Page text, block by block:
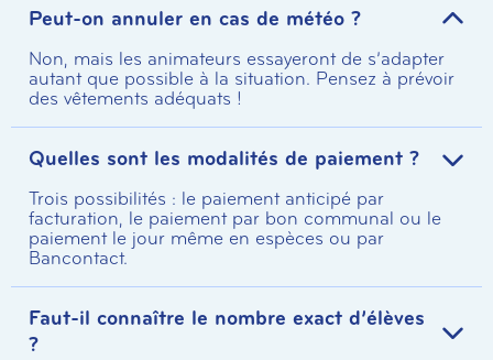
Peut-on annuler en cas de météo ?
Non, mais les animateurs essayeront de s’adapter
autant que possible à la situation. Pensez à prévoir
des vêtements adéquats !
Quelles sont les modalités de paiement ?
Trois possibilités : le paiement anticipé par
facturation, le paiement par bon communal ou le
paiement le jour même en espèces ou par
Bancontact.
Faut-il connaître le nombre exact d’élèves
?